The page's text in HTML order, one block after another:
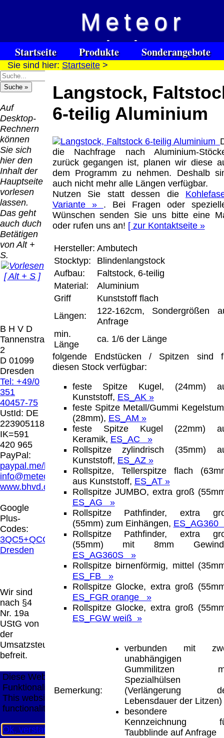
Meteor
Vision
Spezialuhrenspecial
watches
/ deafblind / sourdes et aveugles
Startseite Produkte
Sonderangebote
Kontakt
Impressum
Links
Hilfsmittel
Warenkorb
Sie sind hier: Startseite >
Auf
Desktop-
Rechnern
können
Sie sich
hier den
Inhalt der
Hauptseite
vorlesen
lassen.
Das geht
auch duch
Betätigen
von Alt +
S.
[ Alt + S ]
B H V D
Tannenstrasse
2
D 01099
Dresden
Tel: +49/0
351
40457-75
UstId: DE
223905118
IK=591
420 965
PayPal:
paypal.me/blindenhilfsmittel
info@meteor.vision
www.bhvd.de
Google
Plus-
Codes:
3QC5+QCG
Dresden
Wir sind
nach §4
Nr. 19a
UStG von
der
Umsatzsteuer
befreit.
Langstock,
6-teilig Aluminium
die Nachfrage nach Aluminium-
zurück gegangen ist, planen wir diese
dem Programm zu nehmen. Deshalb
auch nicht mehr alle Längen verfügbar.
Nutzen Sie statt dessen die
Variante » . Bei Fragen oder
Wünschen senden Sie uns bitte eine
oder rufen uns an! [ zur Kontaktseite »
Hersteller: Ambutech
Stocktyp:
Blindenlangstock
Aufbau:
Faltstock, 6-teilig
Material:
Aluminium
Griff
Kunststoff flach
Längen:
122-162cm, Sondergrößen
Anfrage
min.
Länge
ca. 1/6 der Länge
folgende Endstücken / Spitzen sind
diesen Stock verfügbar:
feste Spitze Kugel, (24mm)
Kunststoff, ES_AK »
feste Spitze Metall/Gummi
(28mm), ES_AM »
feste Spitze Kugel (22mm)
Keramik, ES_AC »
Rollspitze zylindrisch (35mm)
Kunststoff, ES_AZ »
Rollspitze, Tellerspitze flach
aus Kunststoff, ES_AT »
Rollspitze JUMBO, extra groß
ES_AG »
Rollspitze Pathfinder, extra
(55mm) zum Einhängen,
Rollspitze Pathfinder, extra
(55mm) mit 8mm
ES_AG360S »
Rollspitze birnenförmig, mittel
ES_FB »
Rollspitze Glocke, extra groß
ES_FGR orange »
Rollspitze Glocke, extra groß
ES_FGW weiß »
Bemerkung:
verbunden mit
unabhängigen
Gummilitzen
Spezialhülsen
(Verlängerung
Lebensdauer der Litzen)
besondere
Kennzeichnung
Taubblinde auf Anfrage
QR
Code:
Versandkosten DHL
Standard bis 5kg
Deutschland
8.95 €
Deutschland
Vorkasse: 6.95
€
PayPal: 6.95 €
EU (inkl.
Schweiz)
Vorkasse:
20.00 €
EU (inkl.
Schweiz)
PayPal: 20.00
€
Der Versand erfolgt
als versichertes
Paket.
Selbstabholung
vom Büro oder
von
Ausstellungen:
Software
Download only
Deutschland
0.00 €
Deutschland
PayPal:
0.00 €
Schweiz)
Vorkasse:
0.00 €
EU (inkl.
Schweiz)
PayPal:
0.00 €
Bei dieser
erhalten Sie per
Email z.B. einen
Lizenzschlüssel
und die
Rechnung /
Lieferschein. Sie
erhalten also
keinen
Die in diesem Dokument genannten
Warenzeichen sind Eigentum der jeweiligen
Firmen. Preisänderungen, Irrtümer und
technische Änderungen vorbehalten.
letzte Änderung: 26. Januar 2026 Blinden
Hilfsmittel Vertrieb Dresden,
Mit einem Urteil vom 12.05.1998 - 312 O
85/98 - Haftung für Links hat das Landgericht
Hamburg entschieden, dass man durch die
Anbringung eines Links, die Inhalte der
gelinkten Seite ggf. mit zu verantworten hat.
Dieses kann nur dadurch verhindert werden,
dass man sich ausdrücklich von diesen
Inhalten distanziert. Hiermit distanzieren wir
uns ausdrücklich von allen Inhalten, aller
gelinkten Seiten auf unserer Homepage und
machen uns diese Inhalte nicht zu eigen.
Diese Erklärung gilt für alle auf unserer
Homepage angebrachten Links.
Die Europäische Kommission stellt eine
Plattform zur Online-Streitbeilegung (OS)
bereit. Die Plattform finden Sie unter
http://ec.europa.eu/consumers/odr/Unsere E-
Mailadresse lautet:info@meteor.vision.
Seitenanfang
Impressum AGB Widerruf
Datenschutz
Katalog (PDF)
2026
Wir
große Anzeige
Diese Website nutzt Cookies, um bestmögliche
Funktionalität bieten zu können.
This website uses cookies to provide the best possible
functionality.
Ok, verstanden